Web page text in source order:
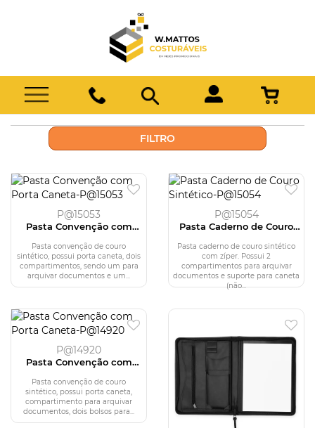
FILTRO
P@15053
Pasta Convenção com
Porta Caneta
Pasta convenção de couro
sintético, possui porta caneta, dois
compartimentos, sendo um para
arquivar documentos e um...
P@15054
Pasta Caderno de Couro
Pasta caderno de couro sintético
com zíper. Possui 2
compartimentos para arquivar
documentos e suporte para caneta
(não...
P@14920
Pasta Convenção com
Porta Caneta
Pasta convenção de couro
sintético, possui porta caneta,
compartimento para arquivar
documentos, dois bolsos para...